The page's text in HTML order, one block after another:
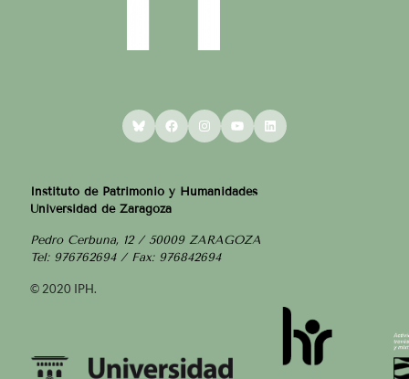
BlueskyFacebookInstagram
YouTubeLinkedIn
Instituto de Patrimonio y Humanidades
Universidad de Zaragoza
Pedro Cerbuna, 12 / 50009 ZARAGOZA
Tel: 976762694 / Fax: 976842694
© 2020 IPH.